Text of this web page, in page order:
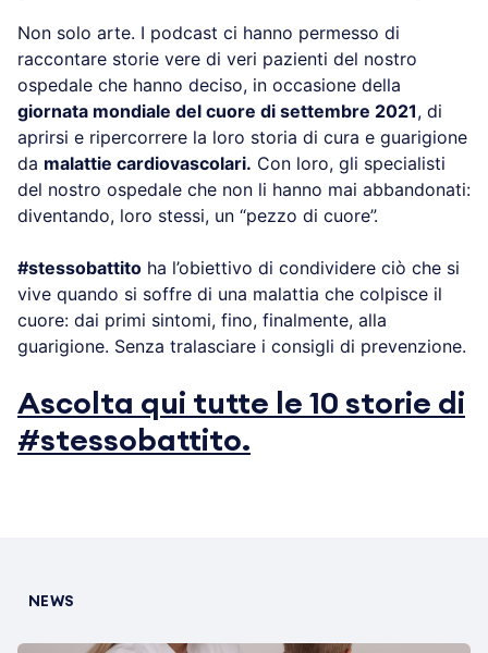
Non solo arte. I podcast ci hanno permesso di
raccontare storie vere di veri pazienti del nostro
ospedale che hanno deciso, in occasione della
giornata mondiale del cuore di settembre 2021, di
aprirsi e ripercorrere la loro storia di cura e guarigione
da malattie cardiovascolari. Con loro, gli specialisti
del nostro ospedale che non li hanno mai abbandonati:
diventando, loro stessi, un “pezzo di cuore”.
#stessobattito ha l’obiettivo di condividere ciò che si
vive quando si soffre di una malattia che colpisce il
cuore: dai primi sintomi, fino, finalmente, alla
guarigione. Senza tralasciare i consigli di prevenzione.
Ascolta qui tutte le 10 storie di
#stessobattito.
NEWS